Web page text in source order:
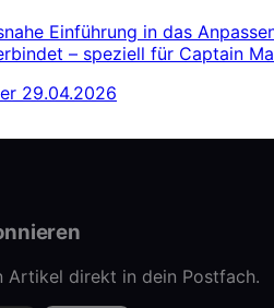
Einführung in das
– speziell für Captain
29.04.2026
Artikel direkt in dein Postfach.